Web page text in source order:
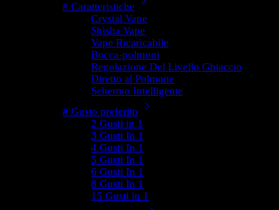
# Caratteristiche
Crystal Vape
Shisha Vape
Vape Ricaricabile
Bocca-polmoni
Regolazione Del Livello Ghiaccio
Diretto al Polmone
Schermo Intelligente
# Gusto preferito
2 Gusti in 1
3 Gusti In 1
4 Gusti In 1
5 Gusti In 1
6 Gusti In 1
8 Gusti In 1
15 Gusti in 1